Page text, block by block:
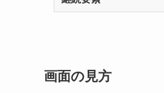
画面の見方